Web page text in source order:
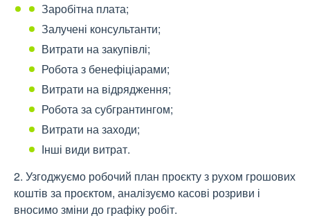
Заробітна плата;
Залучені консультанти;
Витрати на закупівлі;
Робота з бенефіціарами;
Витрати на відрядження;
Робота за субгрантингом;
Витрати на заходи;
Інші види витрат.
2. Узгоджуємо робочий план проєкту з рухом грошових
коштів за проєктом, аналізуємо касові розриви і
вносимо зміни до графіку робіт.